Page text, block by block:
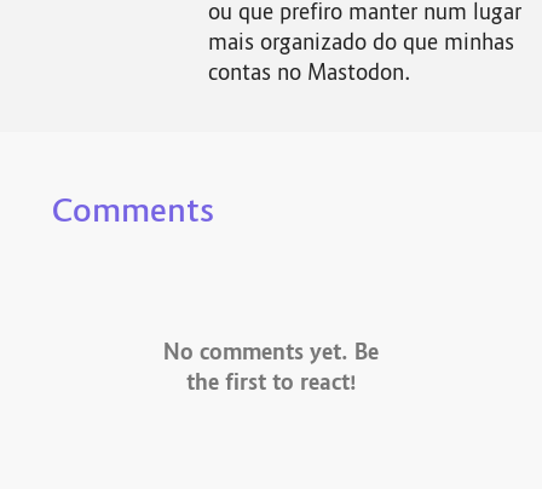
ou que prefiro manter num lugar
mais organizado do que minhas
contas no Mastodon.
Comments
No comments yet. Be
the first to react!